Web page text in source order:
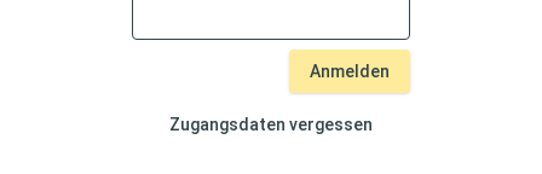
Anmelden
Zugangsdaten vergessen